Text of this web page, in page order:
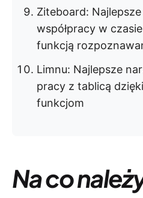
Ziteboard:
współpracy w
funkcją
Limnu: Najlepsze
pracy z tablicą
funkcjom
Na co